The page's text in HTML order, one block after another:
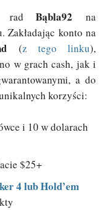
rad Bąbla92 na
Zakładając konto na
(z tego linku),
w grach cash, jak i
a do
korzyści:
i 10 w dolarach
$25+
4 lub Hold’em